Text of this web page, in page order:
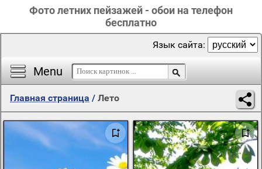
Фото летних пейзажей - обои на телефон
бесплатно
Menu
Язык сайта:
Главная страница / Лето